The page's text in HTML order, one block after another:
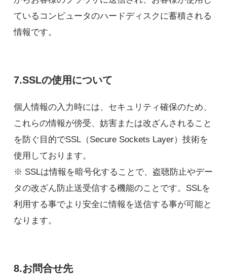
ているコンピュータのハードディスクに蓄積される
情報です。
7.SSLの使用について
個人情報の入力時には、セキュリティ確保のため、
これらの情報が傍受、妨害または改ざんされること
を防ぐ目的でSSL（Secure Sockets Layer）技術を
使用しております。
※ SSLは情報を暗号化することで、盗聴防止やデー
タの改ざん防止送受信する機能のことです。SSLを
利用する事でより安全に情報を送信する事が可能と
なります。
8.お問合せ先